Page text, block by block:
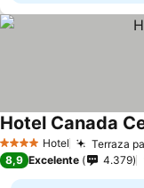
4 EstrellasHotel Terraza
Hotel Canada
8,9 Excelente 4.379